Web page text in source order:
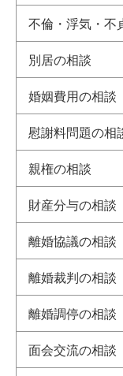
不倫・浮気・不
別居の相談
婚姻費用の相談
慰謝料問題の相
親権の相談
財産分与の相談
離婚協議の相談
離婚裁判の相談
離婚調停の相談
面会交流の相談